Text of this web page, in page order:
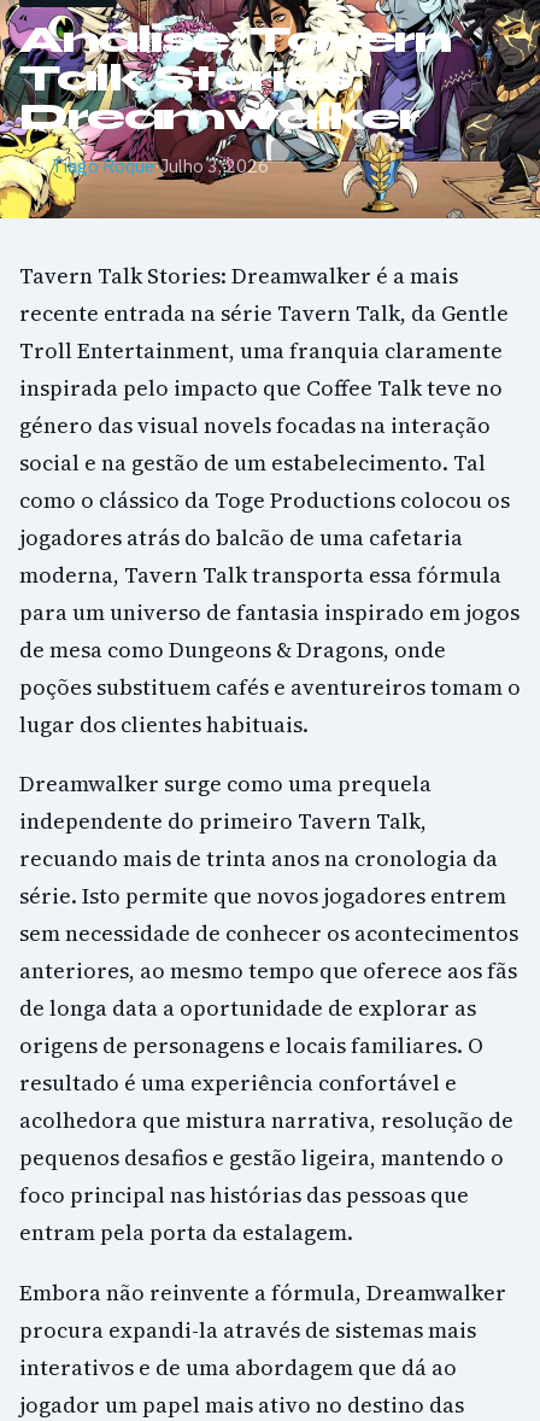
Análise: Tavern
Talk Stories:
Dreamwalker
PorTiago Roque·Julho 3, 2026
Tavern Talk Stories: Dreamwalker é a mais
recente entrada na série Tavern Talk, da Gentle
Troll Entertainment, uma franquia claramente
inspirada pelo impacto que Coffee Talk teve no
género das visual novels focadas na interação
social e na gestão de um estabelecimento. Tal
como o clássico da Toge Productions colocou os
jogadores atrás do balcão de uma cafetaria
moderna, Tavern Talk transporta essa fórmula
para um universo de fantasia inspirado em jogos
de mesa como Dungeons & Dragons, onde
poções substituem cafés e aventureiros tomam o
lugar dos clientes habituais.
Dreamwalker surge como uma prequela
independente do primeiro Tavern Talk,
recuando mais de trinta anos na cronologia da
série. Isto permite que novos jogadores entrem
sem necessidade de conhecer os acontecimentos
anteriores, ao mesmo tempo que oferece aos fãs
de longa data a oportunidade de explorar as
origens de personagens e locais familiares. O
resultado é uma experiência confortável e
acolhedora que mistura narrativa, resolução de
pequenos desafios e gestão ligeira, mantendo o
foco principal nas histórias das pessoas que
entram pela porta da estalagem.
Embora não reinvente a fórmula, Dreamwalker
procura expandi-la através de sistemas mais
interativos e de uma abordagem que dá ao
jogador um papel mais ativo no destino das